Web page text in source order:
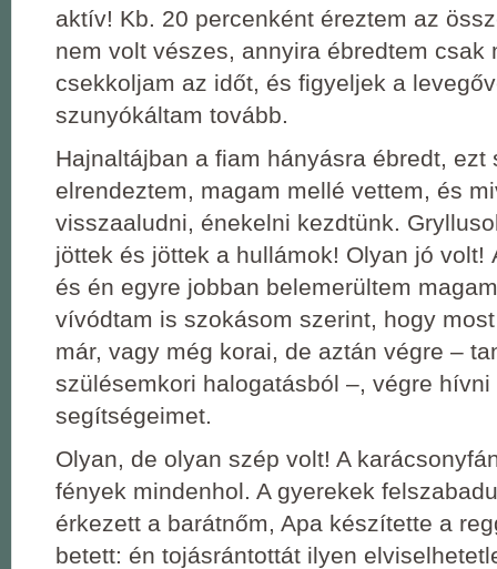
aktív! Kb. 20 percenként éreztem az
nem volt vészes, annyira ébredtem csak
csekkoljam az időt, és figyeljek a
szunyókáltam tovább.
Hajnaltájban a fiam hányásra ébredt, ezt
elrendeztem, magam mellé vettem, és
visszaaludni, énekelni kezdtünk.
jöttek és jöttek a hullámok! Olyan jó volt!
és én egyre jobban belemerültem
vívódtam is szokásom szerint, hogy
már, vagy még korai, de aztán végre –
szülésemkori halogatásból –, végre hívni
segítségeimet.
Olyan, de olyan szép volt! A
fények mindenhol. A gyerekek
érkezett a barátnőm, Apa készítette a
betett: én tojásrántottát ilyen